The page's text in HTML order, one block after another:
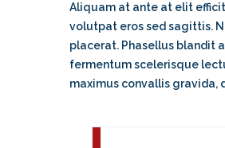
Aliquam at ante at elit
volutpat eros sed sagittis.
placerat. Phasellus blandit
fermentum scelerisque
maximus convallis gravida,